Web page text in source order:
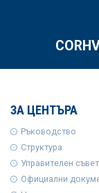
ЗА ЦЕНТЪРА
Ръководство
Структура
Управителен съвет
Официални